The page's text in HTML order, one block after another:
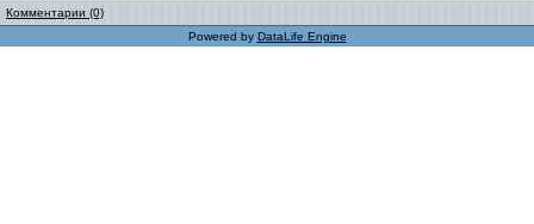
Комментарии (0)
Powered by DataLife Engine